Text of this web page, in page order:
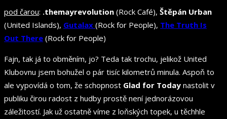
pod čarou: .themayrevolution (Rock Café), Štěpán Urban
(United Islands), Gutalax (Rock for People), The Truth Is
Out There (Rock for People)
Fajn, tak já to obměním, jo? Teda tak trochu, jelikož United
Klubovnu jsem bohužel o pár tisíc kilometrů minula. Aspoň to
ale vypovídá o tom, že schopnost Glad for Today nastolit v
publiku čirou radost z hudby prostě není jednorázovou
záležitostí. Jak už ostatně víme z loňských topek, u těchhle